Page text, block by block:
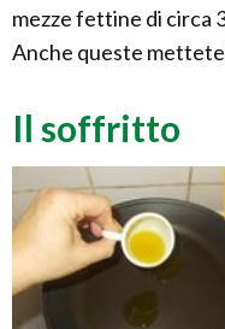
mezze fettine di circa
Anche queste
Il soffritto